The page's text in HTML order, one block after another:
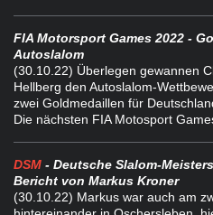
FIA Motorsport Games 2022 -
Autoslalom
(30.10.22) Überlegen gewannen
Hellberg den Autoslalom-
zwei Goldmedaillen für
Die nächsten FIA Motosport
DSM - Deutsche Slalom-
Bericht von Markus Kroner
(30.10.22) Markus war auch am